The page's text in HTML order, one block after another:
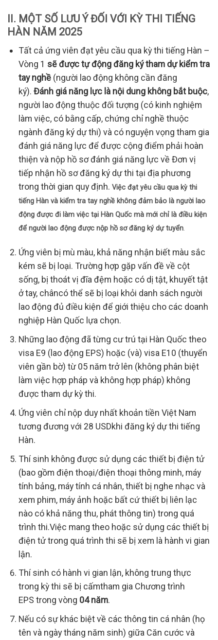
. MỘT SỐ LƯU Ý ĐỐI VỚI KỲ THI TIẾNG
HÀN NĂM 2025
Tất cả ứng viên đạt yêu cầu qua kỳ thi tiếng Hàn –
Vòng 1 sẽ được tự động đăng ký tham dự kiểm tra
tay nghề (người lao động không cần đăng
ký).Đánh giá năng lực là nội dung không bắt buộc,
người lao động thuộc đối tượng (có kinh nghiệm
làm việc, có bằng cấp, chứng chỉ nghề thuộc
ngành đăng ký dự thi) và có nguyện vọng tham gia
đánh giá năng lực để được cộng điểm phải hoàn
thiện và nộp hồ sơ đánh giá năng lực về Đơn vị
tiếp nhận hồ sơ đăng ký dự thi tại địa phương
trong thời gian quy định.Việc đạt yêu cầu qua kỳ thi
tiếng Hàn và kiểm tra tay nghề không đảm bảo là người lao
động được đi làm việc tại Hàn Quốc mà mới chỉ là điều kiện
để người lao động được nộp hồ sơ đăng ký dự tuyển.
Ứng viên bị mù màu, khả năng nhận biết màu sắc
kém sẽ bị loại. Trường hợp gặp vấn đề về cột
sống, bị thoát vị đĩa đệm hoặc có dị tật, khuyết tật
ở tay, châncó thể sẽ bị loại khỏi danh sách người
lao động đủ điều kiện để giới thiệu cho các doanh
nghiệp Hàn Quốc lựa chọn.
Những lao động đã từng cư trú tại Hàn Quốc theo
visa E9 (lao động EPS) hoặc (và) visa E10 (thuyển
viên gần bờ) từ 05 năm trở lên (không phân biệt
làm việc hợp pháp và không hợp pháp) không
được tham dự kỳ thi.
Ứng viên chỉ nộp duy nhất khoản tiền Việt Nam
tương đương với 28 USDkhi đăng ký dự thi tiếng
Hàn.
Thí sinh không được sử dụng các thiết bị điện tử
(bao gồm điện thoại/điện thoại thông minh, máy
tính bảng, máy tính cá nhân, thiết bị nghe nhạc và
xem phim, máy ảnh hoặc bất cứ thiết bị liên lạc
nào có khả năng thu, phát thông tin) trong quá
trình thi.Việc mang theo hoặc sử dụng các thiết bị
điện tử trong quá trình thi sẽ bị xem là hành vi gian
lận.
Thí sinh có hành vi gian lận, không trung thực
trong kỳ thi sẽ bị cấmtham gia Chương trình
EPS trong vòng 04 năm.
Nếu có sự khác biệt về các thông tin cá nhân (họ
tên và ngày tháng năm sinh) giữa Căn cước và